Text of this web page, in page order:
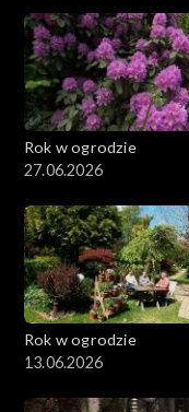
Rok w ogrodzie
27.06.2026
Rok w ogrodzie
13.06.2026